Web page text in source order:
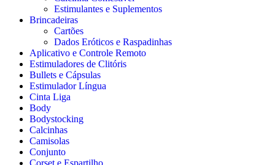
Estimulantes e Suplementos
Brincadeiras
Cartões
Dados Eróticos e Raspadinhas
Aplicativo e Controle Remoto
Estimuladores de Clitóris
Bullets e Cápsulas
Estimulador Língua
Cinta Liga
Body
Bodystocking
Calcinhas
Camisolas
Conjunto